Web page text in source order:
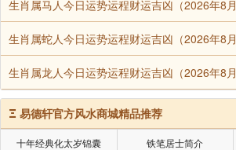
生肖属马人今日运势运程财运吉凶（2026年8
生肖属蛇人今日运势运程财运吉凶（2026年8
生肖属龙人今日运势运程财运吉凶（2026年8
Ξ 易德轩官方风水商城精品推荐
十年经典化太岁锦囊 铁笔居士简介